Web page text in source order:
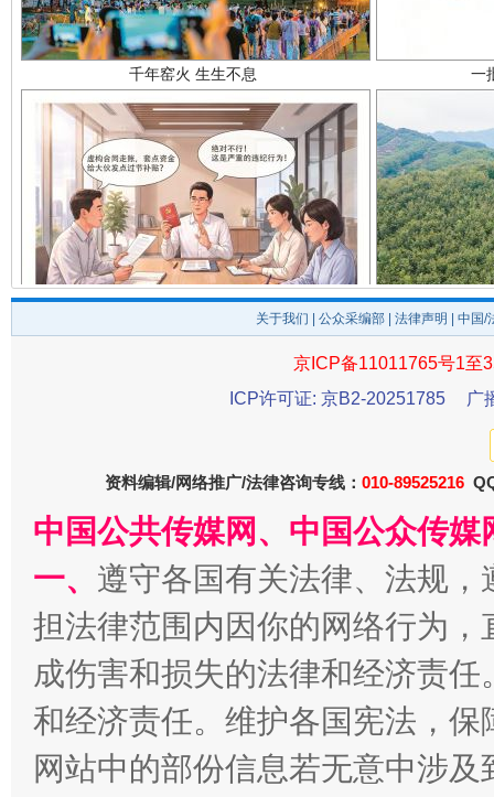
揭开“小金库”的免责幌子
受贿1.44亿！段成刚被判无期 从幼
关于我们 公众采编部 法律声明 | 中国
京ICP备11011765号1至
ICP许可证: 京B2-20251785
广
资料编辑/网络推广/法律咨询专线： 010-89525216
中国公共传媒网、中国公众传
一、 遵守各国有关法律、法规
担法律范围内因你的网络行为
成伤害和损失的法律和经济责
和经济责任。维护各国宪法，
网站中的部份信息若无意中涉